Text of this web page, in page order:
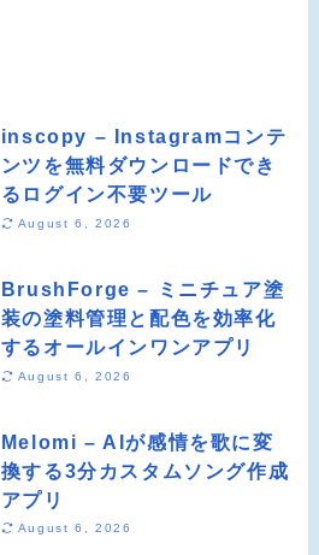
inscopy – Instagramコンテ
ンツを無料ダウンロードでき
るログイン不要ツール
August 6, 2026
BrushForge – ミニチュア塗
装の塗料管理と配色を効率化
するオールインワンアプリ
August 6, 2026
Melomi – AIが感情を歌に変
換する3分カスタムソング作成
アプリ
August 6, 2026